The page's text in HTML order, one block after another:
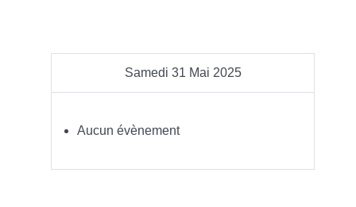
Samedi 31 Mai 2025
Aucun évènement